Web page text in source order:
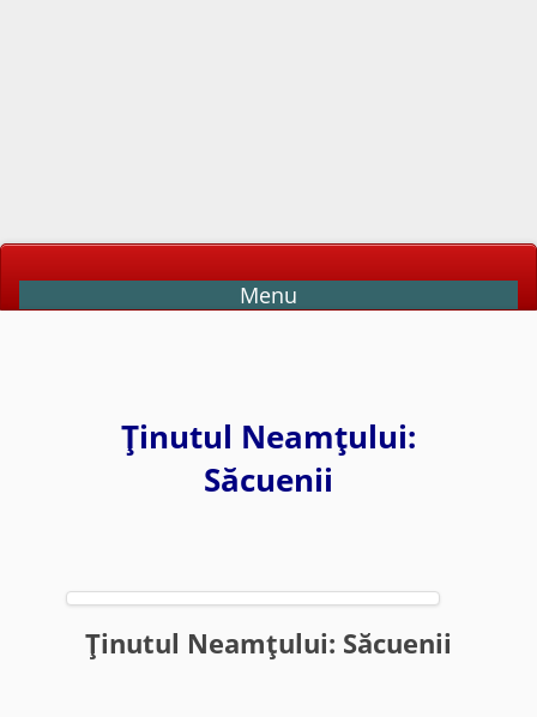
Menu
Ţinutul Neamţului:
Săcuenii
Ţinutul Neamţului: Săcuenii